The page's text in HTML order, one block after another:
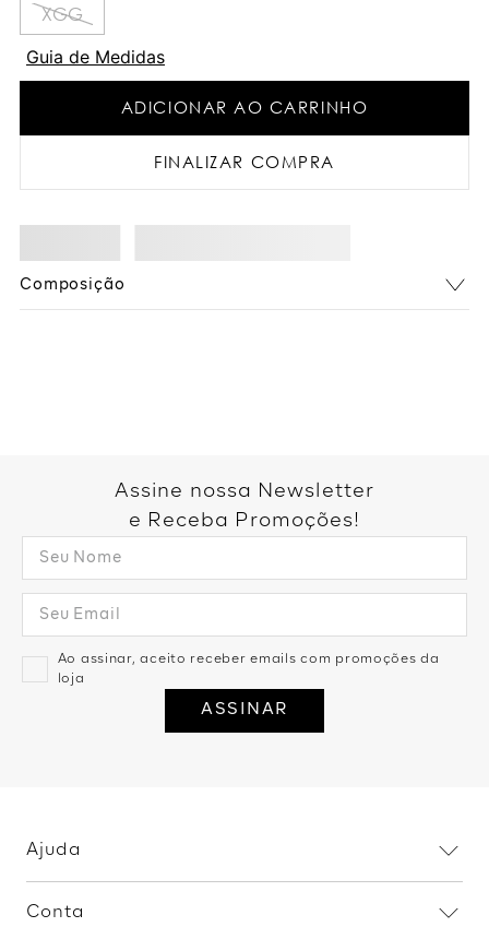
XGG
Guia de Medidas
ADICIONAR AO CARRINHO
FINALIZAR COMPRA
Composição
Verde
Blusa Manga Curta Bordado